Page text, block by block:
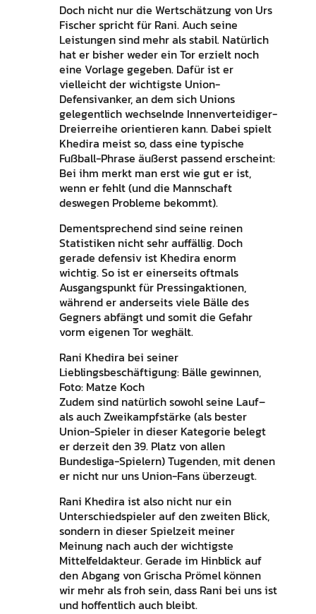
Doch nicht nur die Wertschätzung von Urs
Fischer spricht für Rani. Auch seine
Leistungen sind mehr als stabil. Natürlich
hat er bisher weder ein Tor erzielt noch
eine Vorlage gegeben. Dafür ist er
vielleicht der wichtigste Union-
Defensivanker, an dem sich Unions
gelegentlich wechselnde Innenverteidiger-
Dreierreihe orientieren kann. Dabei spielt
Khedira meist so, dass eine typische
Fußball-Phrase äußerst passend erscheint:
Bei ihm merkt man erst wie gut er ist,
wenn er fehlt (und die Mannschaft
deswegen Probleme bekommt).
Dementsprechend sind seine reinen
Statistiken nicht sehr auffällig. Doch
gerade defensiv ist Khedira enorm
wichtig. So ist er einerseits oftmals
Ausgangspunkt für Pressingaktionen,
während er anderseits viele Bälle des
Gegners abfängt und somit die Gefahr
vorm eigenen Tor weghält.
Rani Khedira bei seiner
Lieblingsbeschäftigung: Bälle gewinnen,
Foto: Matze Koch
Zudem sind natürlich sowohl seine Lauf–
als auch Zweikampfstärke (als bester
Union-Spieler in dieser Kategorie belegt
er derzeit den 39. Platz von allen
Bundesliga-Spielern) Tugenden, mit denen
er nicht nur uns Union-Fans überzeugt.
Rani Khedira ist also nicht nur ein
Unterschiedspieler auf den zweiten Blick,
sondern in dieser Spielzeit meiner
Meinung nach auch der wichtigste
Mittelfeldakteur. Gerade im Hinblick auf
den Abgang von Grischa Prömel können
wir mehr als froh sein, dass Rani bei uns ist
und hoffentlich auch bleibt.